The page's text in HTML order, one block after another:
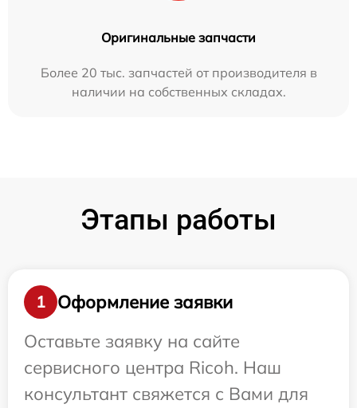
Оригинальные запчасти
Более 20 тыс. запчастей от производителя в
наличии на собственных складах.
Этапы работы
1
Оформление заявки
Оставьте заявку на сайте
сервисного центра Ricoh. Наш
консультант свяжется с Вами для